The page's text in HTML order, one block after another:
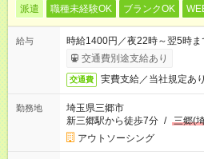
派遣 職種未経験OK ブランクOK
給与
時給1400円／夜22時～翌5時
交通費別途支給あり
交通費 実費支給／当社規定あり
勤務地
埼玉県三郷市
新三郷駅から徒歩7分 / 三郷(
アウトソーシング